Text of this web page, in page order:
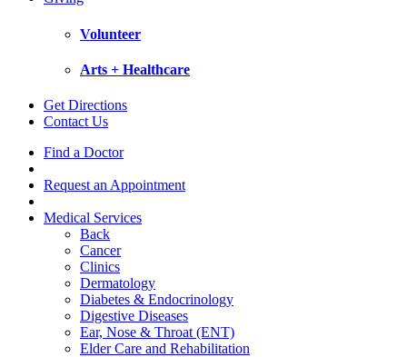
Volunteer
Arts + Healthcare
Get Directions
Contact Us
Find a Doctor
Request an Appointment
Medical Services
Back
Cancer
Clinics
Dermatology
Diabetes & Endocrinology
Digestive Diseases
Ear, Nose & Throat (ENT)
Elder Care and Rehabilitation